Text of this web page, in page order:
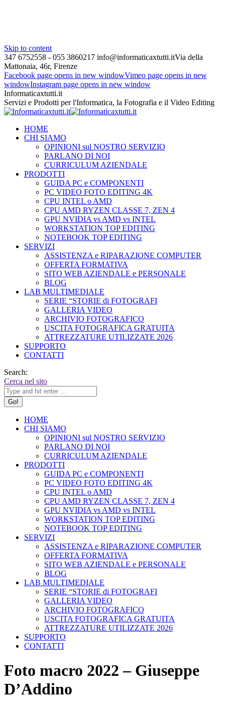
Skip to content
347 6752558 - 055 3860217 info@informaticaxtutti.itVia della
Mattonaia, 46r, Firenze
Facebook page opens in new windowVimeo page opens in new
windowInstagram page opens in new window
Informaticaxtutti.it
Servizi e Prodotti per l'Informatica, la Fotografia e il Video Editing
HOME
CHI SIAMO
OPINIONI sul NOSTRO SERVIZIO
PARLANO DI NOI
CURRICULUM AZIENDALE
PRODOTTI
GUIDA PC e COMPONENTI
PC VIDEO FOTO EDITING 4K
CPU INTEL o AMD
CPU AMD RYZEN CLASSE 7, ZEN 4
GPU NVIDIA vs AMD vs INTEL
WORKSTATION TOP EDITING
NOTEBOOK TOP EDITING
SERVIZI
ASSISTENZA e RIPARAZIONE COMPUTER
OFFERTA FORMATIVA
SITO WEB AZIENDALE e PERSONALE
BLOG
LAB MULTIMEDIALE
SERIE “STORIE di FOTOGRAFI
GALLERIA VIDEO
ARCHIVIO FOTOGRAFICO
USCITA FOTOGRAFICA GRATUITA
ATTREZZATURE UTILIZZATE 2026
SUPPORTO
CONTATTI
Search:
Cerca nel sito
HOME
CHI SIAMO
OPINIONI sul NOSTRO SERVIZIO
PARLANO DI NOI
CURRICULUM AZIENDALE
PRODOTTI
GUIDA PC e COMPONENTI
PC VIDEO FOTO EDITING 4K
CPU INTEL o AMD
CPU AMD RYZEN CLASSE 7, ZEN 4
GPU NVIDIA vs AMD vs INTEL
WORKSTATION TOP EDITING
NOTEBOOK TOP EDITING
SERVIZI
ASSISTENZA e RIPARAZIONE COMPUTER
OFFERTA FORMATIVA
SITO WEB AZIENDALE e PERSONALE
BLOG
LAB MULTIMEDIALE
SERIE “STORIE di FOTOGRAFI
GALLERIA VIDEO
ARCHIVIO FOTOGRAFICO
USCITA FOTOGRAFICA GRATUITA
ATTREZZATURE UTILIZZATE 2026
SUPPORTO
CONTATTI
Foto macro 2022 – Giuseppe
D’Addino